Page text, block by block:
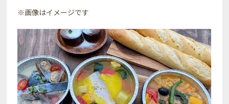
※画像はイメージです